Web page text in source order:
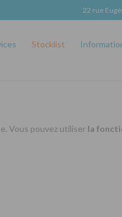
22 rue
Stocklist
Vous pouvez utiliser la